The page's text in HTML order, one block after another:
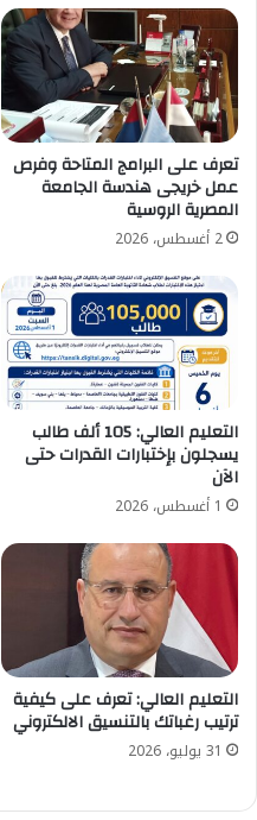
تعرف على البرامج المتاحة وفرص
عمل خريجى هندسة الجامعة
المصرية الروسية
2 أغسطس، 2026
التعليم العالي: 105 ألف طالب
يسجلون بإختبارات القدرات حتى
الآن
1 أغسطس، 2026
التعليم العالي: تعرف على كيفية
ترتيب رغباتك بالتنسيق الالكتروني
31 يوليو، 2026